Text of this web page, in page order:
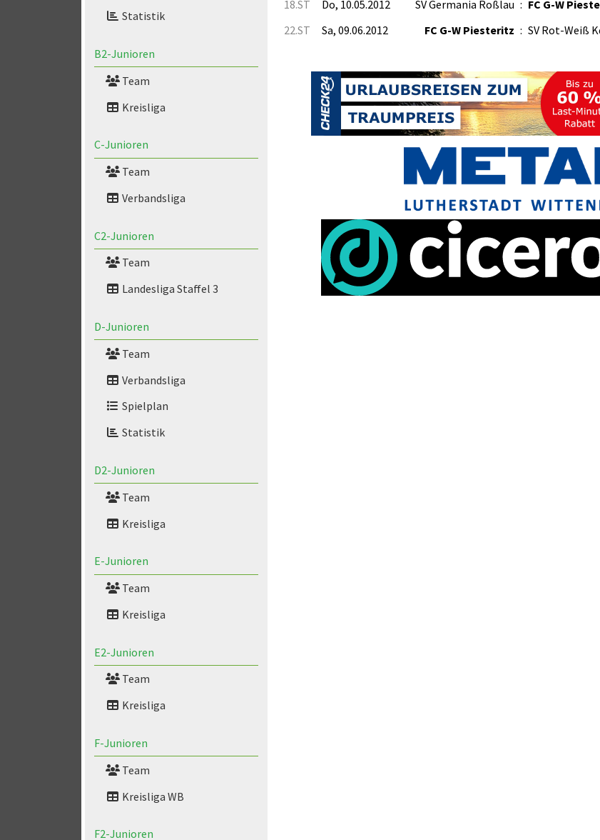
Statistik
B2-Junioren
Team
Kreisliga
C-Junioren
Team
Verbandsliga
C2-Junioren
Team
Landesliga Staffel 3
D-Junioren
Team
Verbandsliga
Spielplan
Statistik
D2-Junioren
Team
Kreisliga
E-Junioren
Team
Kreisliga
E2-Junioren
Team
Kreisliga
F-Junioren
Team
Kreisliga WB
F2-Junioren
18.ST Do, 10.05.2012 SV Germania Roßlau : FC G-W
22.ST Sa, 09.06.2012 FC G-W Piesteritz : SV Rot-Weiß